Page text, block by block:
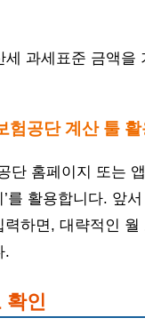
세 과세표준 금액을
험공단 계산 툴 활
단 홈페이지 또는
’를 활용합니다. 앞
하면, 대략적인 월
.
확인